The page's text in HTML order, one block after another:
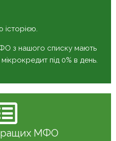
з нашого списку мають
під 0% в день.
МФО